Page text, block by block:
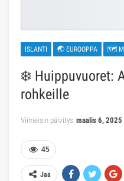
ISLANTI 🌏 EUROOPPA 🗺
❄️ Huippuvuoret:
rohkeille
Viimeisin päivitys maalis 6, 2025
45
Jaa